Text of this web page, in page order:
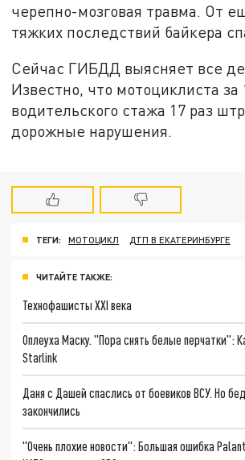
черепно-мозговая травма. От
тяжких последствий байкера
Сейчас ГИБДД выясняет все
Известно, что мотоциклиста за
водительского стажа 17 раз
дорожные нарушения.
ТЕГИ: МОТОЦИКЛ ДТП В ЕКАТЕРИНБУРГЕ
ЧИТАЙТЕ ТАКЖЕ:
Технофашисты XXI века
Оплеуха Маску. "Пора снять белые перчатки":
Starlink
Даня с Дашей спаслись от боевиков ВСУ. Но
закончились
"Очень плохие новости": Большая ошибка